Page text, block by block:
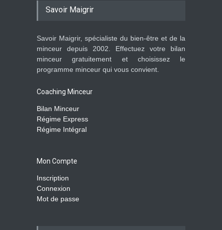
Savoir Maigrir
Savoir Maigrir, spécialiste du bien-être et de la
minceur depuis 2002. Effectuez votre bilan
minceur gratuitement et choisissez le
programme minceur qui vous convient.
Coaching Minceur
Bilan Minceur
Régime Express
Régime Intégral
Mon Compte
Inscription
Connexion
Mot de passe